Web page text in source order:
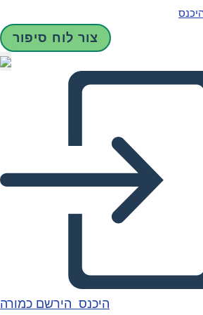
צור לוח סיפור
היכנס הירשם כמורה